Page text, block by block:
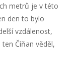
metrů je v této
den to bylo
vzdálenost,
Číňan věděl,